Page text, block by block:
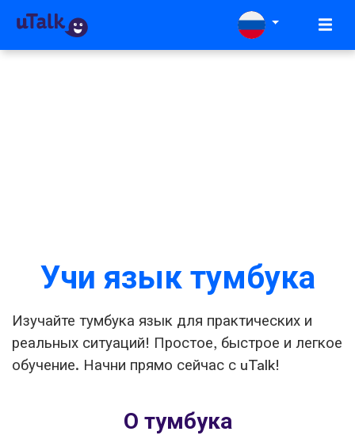
Учи язык тумбука
Изучайте тумбука язык для практических и
реальных ситуаций! Простое, быстрое и легкое
обучение. Начни прямо сейчас с uTalk!
О тумбука